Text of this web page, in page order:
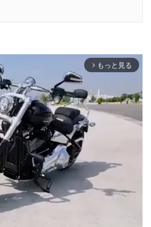
arrow_forward_ios もっと見る